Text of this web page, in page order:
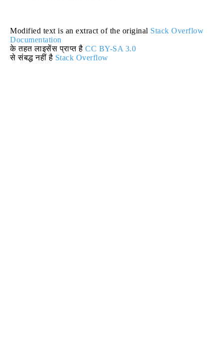
Modified text is an extract of the original Stack Overflow
Documentation
के तहत लाइसेंस प्राप्त है CC BY-SA 3.0
से संबद्ध नहीं है Stack Overflow